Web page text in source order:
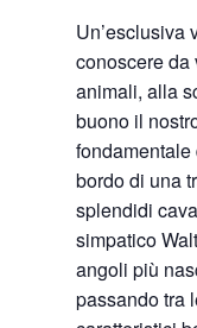
Un’esclusiva
conoscere da
animali, alla
buono il
fondamentale
bordo di una
splendidi
simpatico
angoli più
passando tra